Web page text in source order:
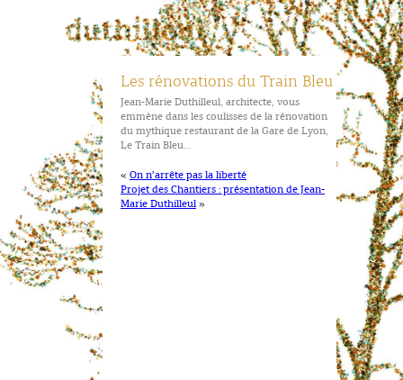
Les rénovations du Train Bleu
Jean-Marie Duthilleul, architecte, vous
emmène dans les coulisses de la rénovation
du mythique restaurant de la Gare de Lyon,
Le Train Bleu…
« On n’arrête pas la liberté
Projet des Chantiers : présentation de Jean-
Marie Duthilleul »